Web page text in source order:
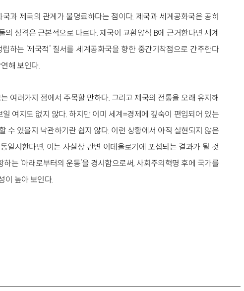
과 제국의 관계가 불명료하다는 점이다. 제국과 세계공화국은 공히
성격은 근본적으로 다르다. 제국이 교환양식 B에 근거한다면 세계
하는 ‘제국적’ 질서를 세계공화국을 향한 중간기착점으로 간주한다
해 보인다.
여러가지 점에서 주목할 만하다. 그리고 제국의 전통을 오래 유지해
여지도 없지 않다. 하지만 이미 세계=경제에 깊숙이 편입되어 있는
수 있을지 낙관하기란 쉽지 않다. 이런 상황에서 아직 실현되지 않은
일시한다면, 이는 사실상 관변 이데올로기에 포섭되는 결과가 될 것
는 ‘아래로부터의 운동’을 경시함으로써, 사회주의혁명 후에 국가를
이 높아 보인다.